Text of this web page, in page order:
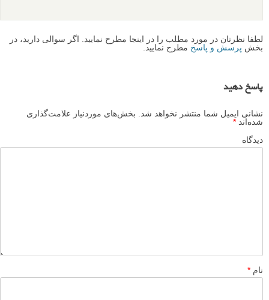
لطفا نظرتان در مورد مطلب را در اینجا مطرح نمایید. اگر سوالی دارید، در
بخش پرسش و پاسخ مطرح نمایید.
پاسخ دهید
نشانی ایمیل شما منتشر نخواهد شد.
بخش‌های موردنیاز علامت‌گذاری
شده‌اند *
دیدگاه
نام *